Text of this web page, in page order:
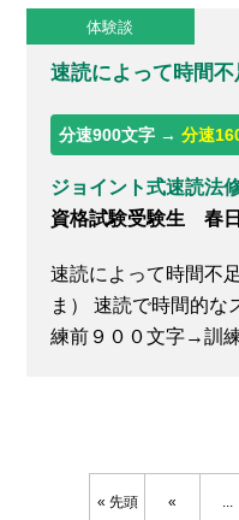
体験談
速読によって時間
分速900文字 → 分速
ジョイント式速読法
資格試験受験生 春
速読によって時間不
ま） 速読で時間的な
練前９００文字→訓
« 先頭 « ...